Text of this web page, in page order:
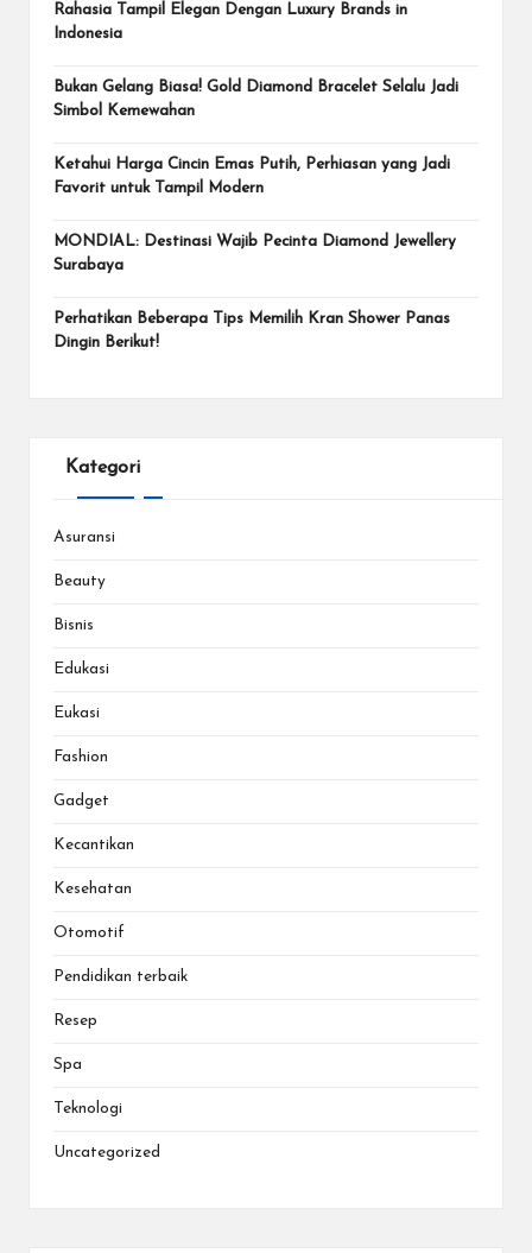
Rahasia Tampil Elegan Dengan Luxury Brands in
Indonesia
Bukan Gelang Biasa! Gold Diamond Bracelet Selalu Jadi
Simbol Kemewahan
Ketahui Harga Cincin Emas Putih, Perhiasan yang Jadi
Favorit untuk Tampil Modern
MONDIAL: Destinasi Wajib Pecinta Diamond Jewellery
Surabaya
Perhatikan Beberapa Tips Memilih Kran Shower Panas
Dingin Berikut!
Kategori
Asuransi
Beauty
Bisnis
Edukasi
Eukasi
Fashion
Gadget
Kecantikan
Kesehatan
Otomotif
Pendidikan terbaik
Resep
Spa
Teknologi
Uncategorized